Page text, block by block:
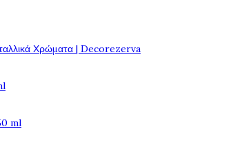
Χρώματα | Decorezerva
ml